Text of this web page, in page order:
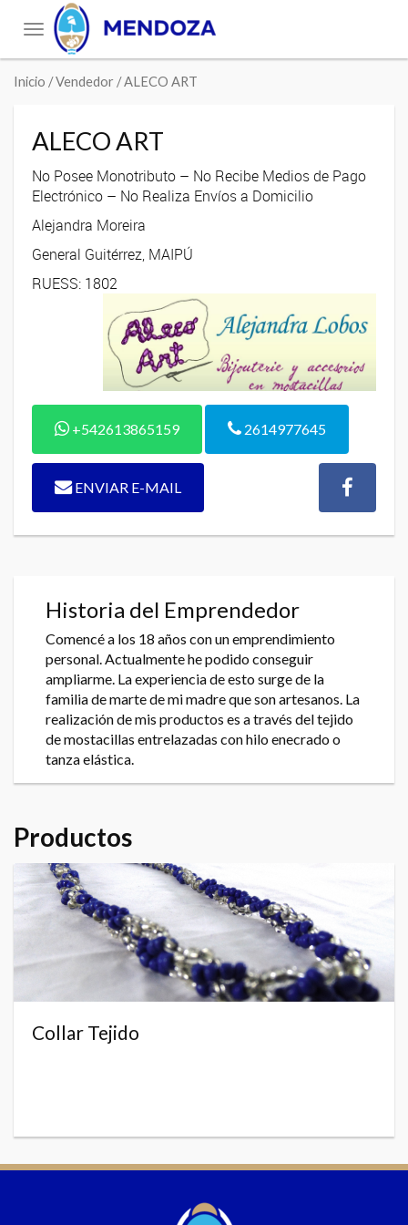
Toggle
navigation
Inicio / Vendedor / ALECO ART
ALECO ART
No Posee Monotributo – No Recibe Medios de Pago
Electrónico – No Realiza Envíos a Domicilio
Alejandra Moreira
General Guitérrez, MAIPÚ
RUESS: 1802
+542613865159 2614977645
ENVIAR E-MAIL
Historia del Emprendedor
Comencé a los 18 años con un emprendimiento
personal. Actualmente he podido conseguir
ampliarme. La experiencia de esto surge de la
familia de marte de mi madre que son artesanos. La
realización de mis productos es a través del tejido
de mostacillas entrelazadas con hilo enecrado o
tanza elástica.
Productos
Collar Tejido